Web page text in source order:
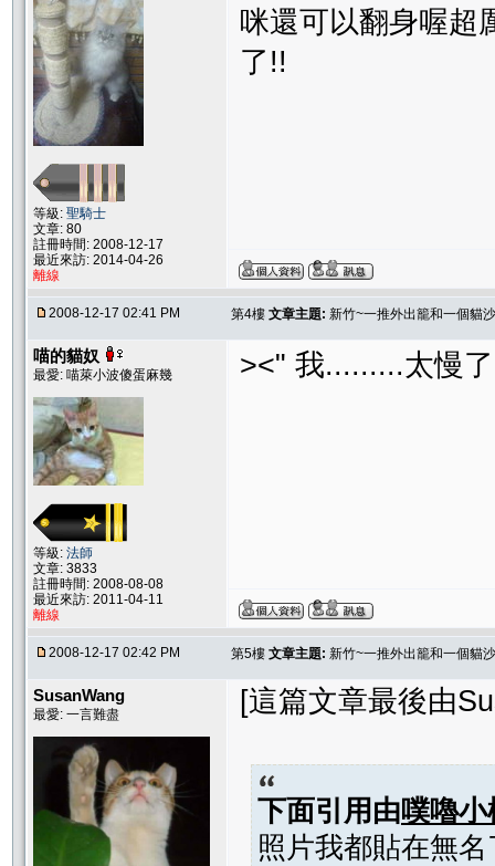
等級: 聖騎士
文章: 80
註冊時間: 2008-12-17
最近來訪: 2014-04-26
離線
咪還可以翻身喔超
了!!
2008-12-17 02:41 PM 第4樓 文章主題: 新竹~一推外出籠和一個貓
喵的貓奴
最愛: 喵萊小波傻蛋麻幾
等級: 法師
文章: 3833
註冊時間: 2008-08-08
最近來訪: 2011-04-11
離線
><" 我.........太慢
2008-12-17 02:42 PM 第5樓 文章主題: 新竹~一推外出籠和一個貓
SusanWang
最愛: 一言難盡 [這篇文章最後由
下面引用由噗嚕
照片我都貼在無